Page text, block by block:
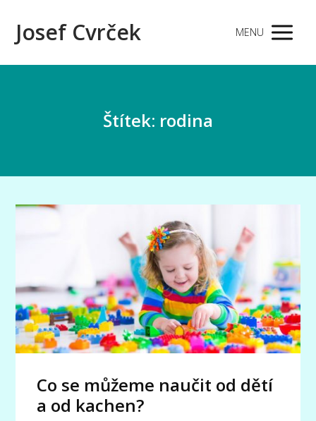
Josef Cvrček MENU
Štítek: rodina
Co se můžeme naučit od dětí
a od kachen?